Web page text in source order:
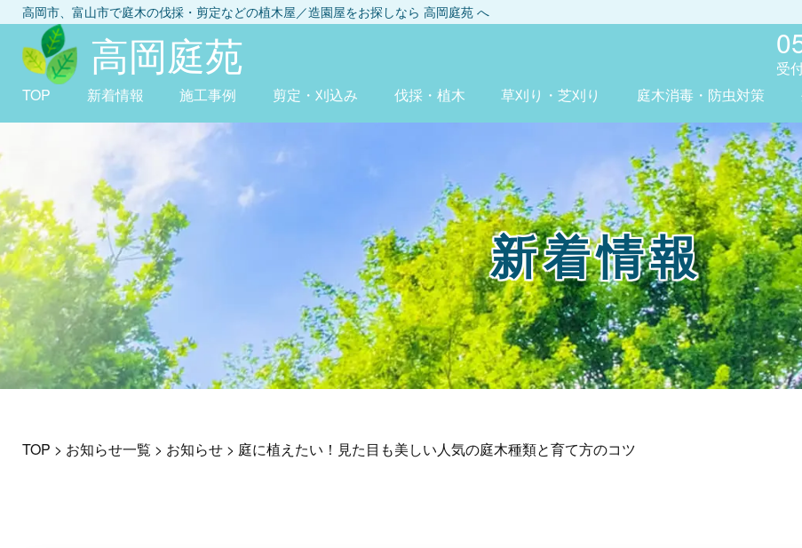
高岡市、富山市で庭木の伐採・剪定などの植木屋／造園屋をお探しなら 高岡庭苑 へ
高岡庭苑 受
TOP
新着情報 施工事例 剪定・刈込み 伐採・植木 草刈り・芝刈り 庭木消毒・防虫対策
新着情報
TOP > お知らせ一覧 > お知らせ > 庭に植えたい！見た目も美しい人気の庭木種類と育て方のコツ